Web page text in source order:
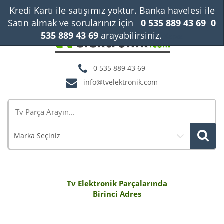
0 535 889 43 69
info@tvelektronik.com
Marka Seçiniz
Tv Elektronik Parçalarında
Birinci Adres
Kredi Kartı ile satışımız yoktur. Banka havelesi ile
Satın almak ve sorularınız için
0 535 889 43 69 0
535 889 43 69arayabilirsiniz.